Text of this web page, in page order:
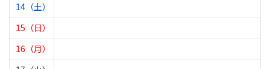
14（土）
15（日）
16（月）